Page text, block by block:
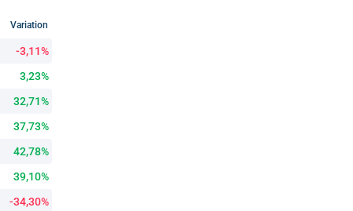
Variation
-3,11%
3,23%
32,71%
37,73%
42,78%
39,10%
-34,30%